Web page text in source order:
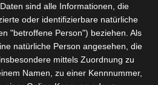
die Entschädigung für die
auszuzahlen. Die
werden dem
von der
erstattet.“
sind alle Informationen, die
oder identifizierbare natürliche
"betroffene Person") beziehen. Als
natürliche Person angesehen, die
mittels Zuordnung zu
Namen, zu einer Kennnummer,